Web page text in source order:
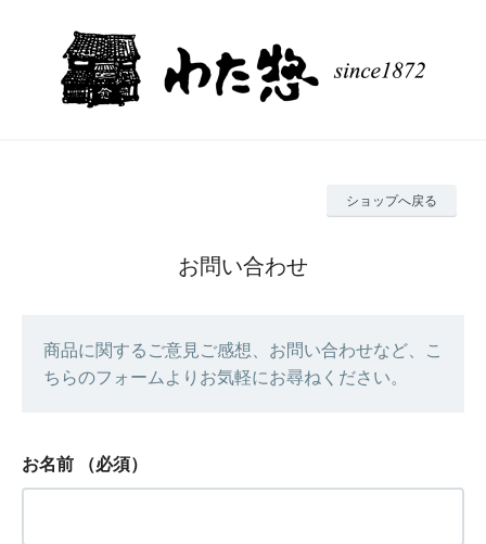
ショップへ戻る
お問い合わせ
商品に関するご意見ご感想、お問い合わせなど、こ
ちらのフォームよりお気軽にお尋ねください。
お名前 （必須）